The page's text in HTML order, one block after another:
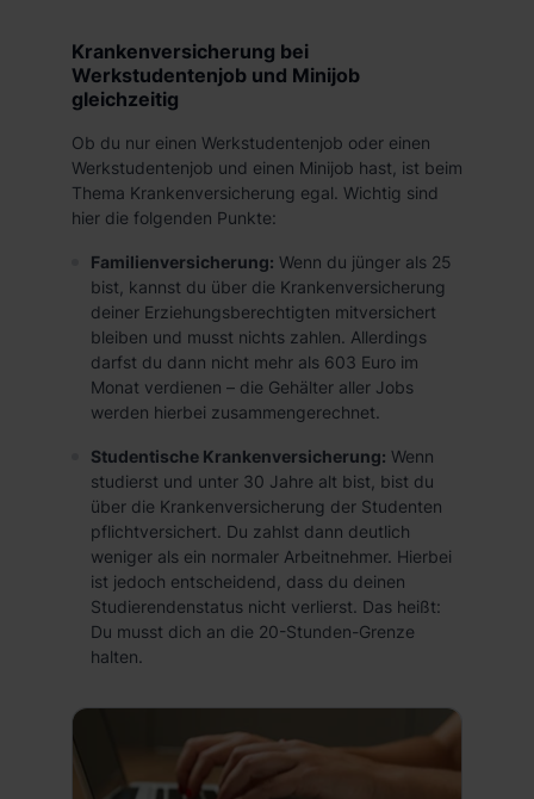
Krankenversicherung bei
Werkstudentenjob und Minijob
gleichzeitig
Ob du nur einen Werkstudentenjob oder einen
Werkstudentenjob und einen Minijob hast, ist beim
Thema Krankenversicherung egal. Wichtig sind
hier die folgenden Punkte:
Familienversicherung: Wenn du jünger als 25
bist, kannst du über die Krankenversicherung
deiner Erziehungsberechtigten mitversichert
bleiben und musst nichts zahlen. Allerdings
darfst du dann nicht mehr als 603 Euro im
Monat verdienen – die Gehälter aller Jobs
werden hierbei zusammengerechnet.
Studentische Krankenversicherung: Wenn
studierst und unter 30 Jahre alt bist, bist du
über die Krankenversicherung der Studenten
pflichtversichert. Du zahlst dann deutlich
weniger als ein normaler Arbeitnehmer. Hierbei
ist jedoch entscheidend, dass du deinen
Studierendenstatus nicht verlierst. Das heißt:
Du musst dich an die 20-Stunden-Grenze
halten.